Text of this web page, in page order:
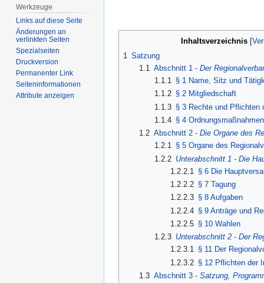
Inhaltsverzeichnis
1 Satzung
1.1 Abschnitt 1 - Der
1.1.1 § 1 Name, Sitz und
1.1.2 § 2 Mitgliedschaft
1.1.3 § 3 Rechte und Pflichten
1.1.4 § 4 Ordnungsmaßnahmen
1.2 Abschnitt 2 - Die Organe des
1.2.1 § 5 Organe des
1.2.2 Unterabschnitt 1 - Die
1.2.2.1
§ 6 Die
1.2.2.2 § 7 Tagung
1.2.2.3 § 8 Aufgaben
1.2.2.4 § 9 Anträge und
1.2.2.5 § 10 Wahlen
1.2.3 Unterabschnitt 2 - Der
1.2.3.1 § 11 Der
1.2.3.2 § 12 Pflichten der
1.3 Abschnitt 3 - Satzung,
Werkzeuge
Links auf diese Seite
Änderungen an
verlinkten Seiten
Spezialseiten
Druckversion
Permanenter Link
Seiten­­informationen
Attribute anzeigen